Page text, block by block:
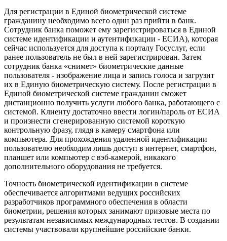
Для регистрации в Единой биометрической системе
гражданину необходимо всего один раз прийти в банк.
Сотрудник банка поможет ему зарегистрироваться в Единой
системе идентификации и аутентификации - ЕСИА), которая
сейчас используется для доступа к порталу Госуслуг, если
ранее пользователь не был в ней зарегистрирован. Затем
сотрудник банка «снимет» биометрические данные
пользователя - изображение лица и запись голоса и загрузит
их в Единую биометрическую систему. После регистрации в
Единой биометрической системе гражданин сможет
дистанционно получить услуги любого банка, работающего с
системой. Клиенту достаточно ввести логин/пароль от ЕСИА
и произнести сгенерированную системой короткую
контрольную фразу, глядя в камеру смартфона или
компьютера. Для прохождения удаленной идентификации
пользователю необходим лишь доступ в интернет, смартфон,
планшет или компьютер с вэб-камерой, никакого
дополнительного оборудования не требуется.
Точность биометрической идентификации в системе
обеспечивается алгоритмами ведущих российских
разработчиков программного обеспечения в области
биометрии, решения которых занимают призовые места по
результатам независимых международных тестов. В создании
системы участвовали крупнейшие российские банки.